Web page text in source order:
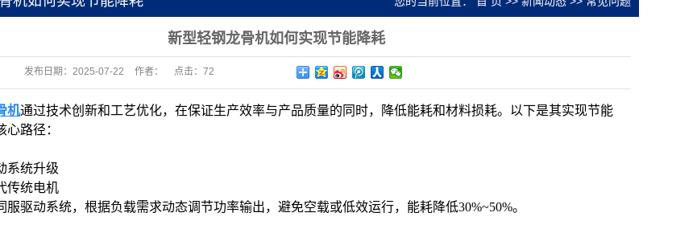
新型轻钢龙骨机如何实现节能降耗
发布日期： 2025-07-22 作者： 点击： 72
机通过技术创新和工艺优化，在保证生产效率与产品质量的同时，降低能耗和材料损耗。以下是其实现节能
心路径：
系统升级
传统电机
服驱动系统，根据负载需求动态调节功率输出，避免空载或低效运行，能耗降低30%~50%。